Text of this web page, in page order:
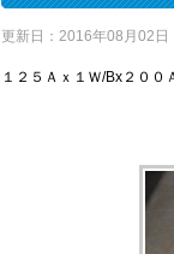
更新日：2016年08月02日
１２５Ａｘ１Ｗ/Bx２０